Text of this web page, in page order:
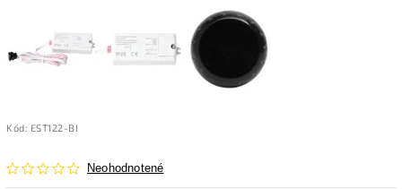
Kód: EST122-BI
Neohodnotené